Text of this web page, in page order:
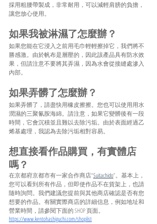
採用粗腰帶製成，非常耐用，可以減輕肩膀的負擔，
讓您放心使用。
如果我被淋濕了怎麼辦？
如果您能在它浸入之前用毛巾輕輕擦掉它，我們將不
勝感激。由於帆布是層壓的，因此該產品具有防水效
果，但請注意不要將其弄濕，因為水會從接縫處滲入
內部。
如果弄髒了怎麼辦？
如果弄髒了，請盡快用橡皮擦擦。您也可以使用用水
潤濕的三聚氰胺海綿。請注意，如果它變髒後有一段
時間，它會沉積並且難以去除污垢。由於表面經過乙
烯基處理，我認為去除污垢相對容易。
想直接看作品購買，有實體店
嗎？
在京都府京都市有一家合作商店“Suitachido”。基本上，
您可以看到所有作品，但即使作品不在貨架上，也請
隨時詢問。我們建議您提前與其他商店確認是否有您
想要的作品。有關實際商店的詳細信息，例如地址和
營業時間，請參閱下面的 SHOP 頁面。
https://www.kentohashiguchi.com/shoplist